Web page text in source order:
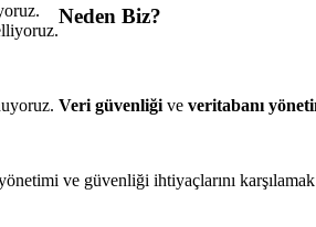
Neden Biz?
Veri güvenliği ve veritabanı
ve güvenliği ihtiyaçlarını